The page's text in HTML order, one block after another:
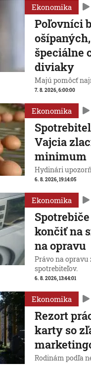
Ekonomika
Poľovníci
špeciálne
diviaky
Majú pomôcť
7. 8. 2026, 6:00:00
Ekonomika
Vajcia
minimum
Hydinári
6. 8. 2026, 19:14:05
Ekonomika
končiť na
na opravu
Právo na opravu
spotrebiteľov.
6. 8. 2026, 13:44:01
Ekonomika
Rezort
karty so
Rodinám podľa